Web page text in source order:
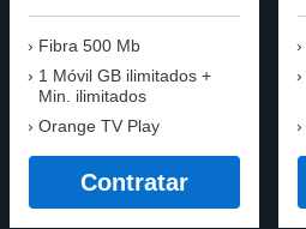
Fibra 500 Mb
1 Móvil GB ilimitados +
Min. ilimitados
Orange TV Play
Contratar